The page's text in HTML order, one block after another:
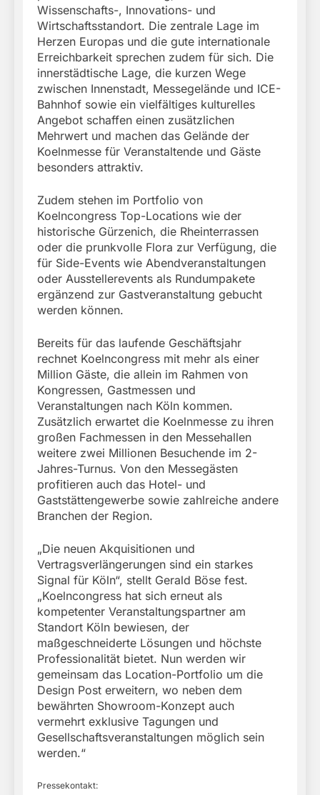
Wissenschafts-, Innovations- und
Wirtschaftsstandort. Die zentrale Lage im
Herzen Europas und die gute internationale
Erreichbarkeit sprechen zudem für sich. Die
innerstädtische Lage, die kurzen Wege
zwischen Innenstadt, Messegelände und ICE-
Bahnhof sowie ein vielfältiges kulturelles
Angebot schaffen einen zusätzlichen
Mehrwert und machen das Gelände der
Koelnmesse für Veranstaltende und Gäste
besonders attraktiv.
Zudem stehen im Portfolio von
Koelncongress Top-Locations wie der
historische Gürzenich, die Rheinterrassen
oder die prunkvolle Flora zur Verfügung, die
für Side-Events wie Abendveranstaltungen
oder Ausstellerevents als Rundumpakete
ergänzend zur Gastveranstaltung gebucht
werden können.
Bereits für das laufende Geschäftsjahr
rechnet Koelncongress mit mehr als einer
Million Gäste, die allein im Rahmen von
Kongressen, Gastmessen und
Veranstaltungen nach Köln kommen.
Zusätzlich erwartet die Koelnmesse zu ihren
großen Fachmessen in den Messehallen
weitere zwei Millionen Besuchende im 2-
Jahres-Turnus. Von den Messegästen
profitieren auch das Hotel- und
Gaststättengewerbe sowie zahlreiche andere
Branchen der Region.
„Die neuen Akquisitionen und
Vertragsverlängerungen sind ein starkes
Signal für Köln“, stellt Gerald Böse fest.
„Koelncongress hat sich erneut als
kompetenter Veranstaltungspartner am
Standort Köln bewiesen, der
maßgeschneiderte Lösungen und höchste
Professionalität bietet. Nun werden wir
gemeinsam das Location-Portfolio um die
Design Post erweitern, wo neben dem
bewährten Showroom-Konzept auch
vermehrt exklusive Tagungen und
Gesellschaftsveranstaltungen möglich sein
werden.“
Pressekontakt: